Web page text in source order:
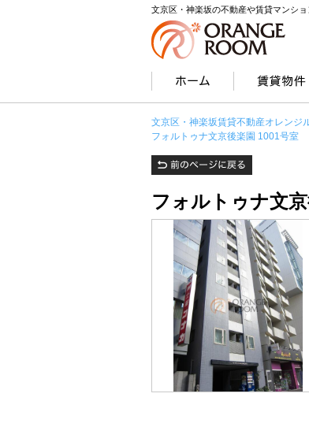
文京区・神楽坂の不動産や賃貸マンシ
文京区・神楽坂賃貸不動産オレンジ
フォルトゥナ文京後楽園 1001号室
フォルトゥナ文